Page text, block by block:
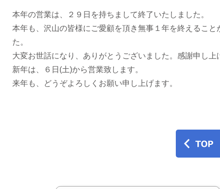
本年の営業は、２９日を持ちまして終了いたしました。
本年も、沢山の皆様にご愛顧を頂き無事１年を終えること
た。
大変お世話になり、ありがとうございました。感謝申し上
新年は、６日(土)から営業致します。
来年も、どうぞよろしくお願い申し上げます。